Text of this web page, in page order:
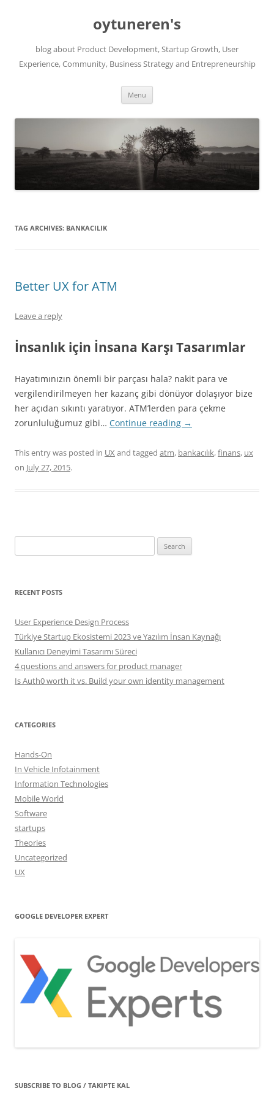
oytuneren's
blog about Product Development, Startup Growth, User
Experience, Community, Business Strategy and Entrepreneurship
Menu
TAG ARCHIVES: BANKACILIK
Better UX for ATM
Leave a reply
İnsanlık için İnsana Karşı Tasarımlar
Hayatımınızın önemli bir parçası hala? nakit para ve
vergilendirilmeyen her kazanç gibi dönüyor dolaşıyor bize
her açıdan sıkıntı yaratıyor. ATM’lerden para çekme
zorunluluğumuz gibi… Continue reading →
This entry was posted in UX and tagged atm, bankacılık,finans, ux
on July 27, 2015.
for:
RECENT POSTS
User Experience Design Process
Türkiye Startup Ekosistemi 2023 ve Yazılım İnsan Kaynağı
Kullanıcı Deneyimi Tasarımı Süreci
4 questions and answers for product manager
Is Auth0 worth it vs. Build your own identity management
CATEGORIES
Hands-On
In Vehicle Infotainment
Information Technologies
Mobile World
Software
startups
Theories
Uncategorized
UX
GOOGLE DEVELOPER EXPERT
SUBSCRIBE TO BLOG / TAKIPTE KAL